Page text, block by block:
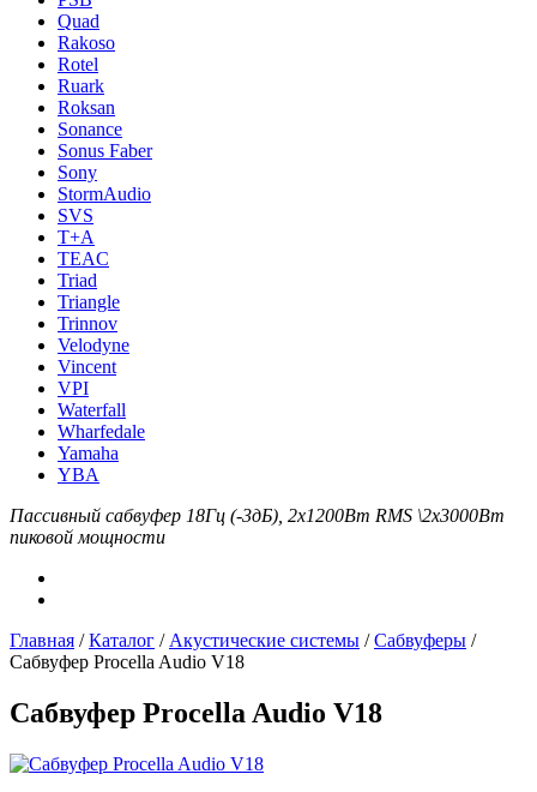
Quad
Rakoso
Rotel
Ruark
Roksan
Sonance
Sonus Faber
Sony
StormAudio
SVS
T+A
TEAC
Triad
Triangle
Trinnov
Velodyne
Vincent
VPI
Waterfall
Wharfedale
Yamaha
YBA
Пассивный сабвуфер 18Гц (-3дБ), 2х1200Вт RMS \2х3000Вт
пиковой мощности
Главная /Каталог / Акустические системы /Сабвуферы /
Сабвуфер Procella Audio V18
Сабвуфер Procella Audio V18